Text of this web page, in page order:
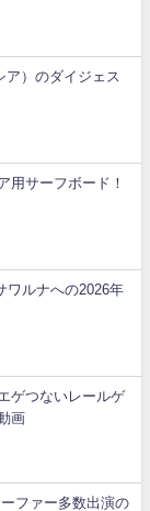
ア）のダイジェス
用サーフボード！
ワルナへの2026年
ゲつないレールゲ
画
ファー多数出演の